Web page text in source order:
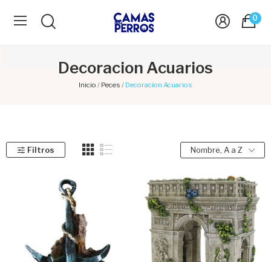
0
Decoracion Acuarios
Inicio Peces Decoracion Acuarios
Filtros Nombre, A a Z